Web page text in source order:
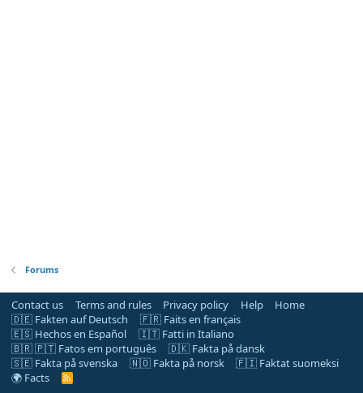
Forums
Contact us Terms and rules Privacy policy Help
Home
🇩🇪 Fakten auf Deutsch
🇫🇷 Faits en français
🇪🇸 Hechos en Español
🇮🇹 Fatti in Italiano
🇧🇷 🇵🇹 Fatos em português
🇩🇰 Fakta på dansk
🇸🇪 Fakta på svenska
🇳🇴 Fakta på norsk
🇫🇮 Faktat suomeksi
🌍 Facts
R